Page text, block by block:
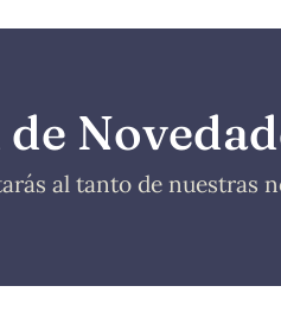
al tanto de nuestras